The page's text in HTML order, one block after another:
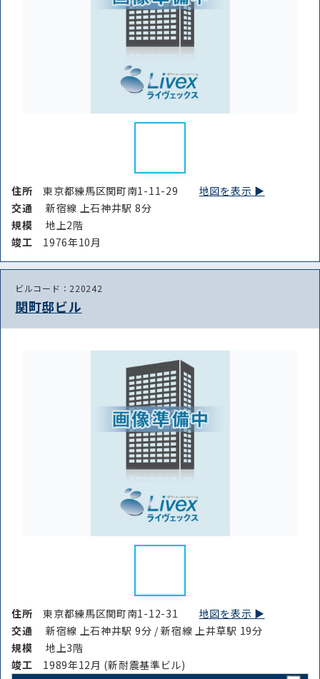
住所東京都練馬区関町南1-11-29 地図を表示 ▶︎
交通
新宿線 上石神井駅 8分
規模
地上2階
竣⼯ 1976年10月
ビルコード：220242
関町邸ビル
住所東京都練馬区関町南1-12-31 地図を表示 ▶︎
交通
新宿線 上石神井駅 9分 / 新宿線 上井草駅 19分
規模
地上3階
竣⼯ 1989年12月 (新耐震基準ビル)